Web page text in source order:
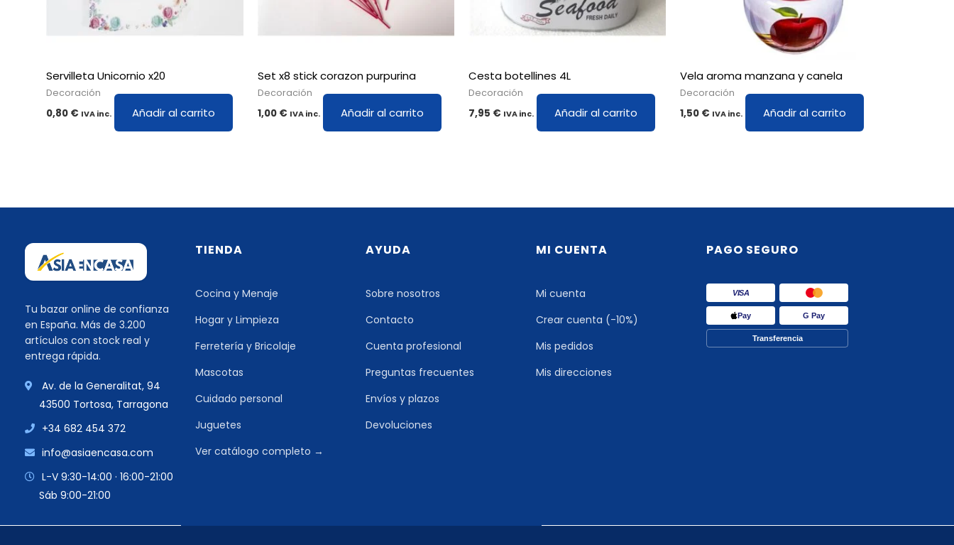
Servilleta Unicornio x20
Decoración
0,80 € IVA inc. Añadir al carrito
Set x8 stick corazon purpurina
Decoración
1,00 € IVA inc. Añadir al carrito
Cesta botellines 4L
Decoración
7,95 € IVA inc. Añadir al carrito
Vela aroma manzana y canela
Decoración
1,50 € IVA inc. Añadir al carrito
Tu bazar online de confianza
en España. Más de 3.200
artículos con stock real y
entrega rápida.
Av. de la Generalitat, 94
43500 Tortosa, Tarragona
+34 682 454 372
info@asiaencasa.com
L-V 9:30-14:00 · 16:00-21:00
Sáb 9:00-21:00
TIENDA
Cocina y Menaje
Hogar y Limpieza
Ferretería y Bricolaje
Mascotas
Cuidado personal
Juguetes
Ver catálogo completo →
AYUDA
Sobre nosotros
Contacto
Cuenta profesional
Preguntas frecuentes
Envíos y plazos
Devoluciones
MI CUENTA
Mi cuenta
Crear cuenta (-10%)
Mis pedidos
Mis direcciones
PAGO SEGURO
VISA
Pay G Pay
Transferencia